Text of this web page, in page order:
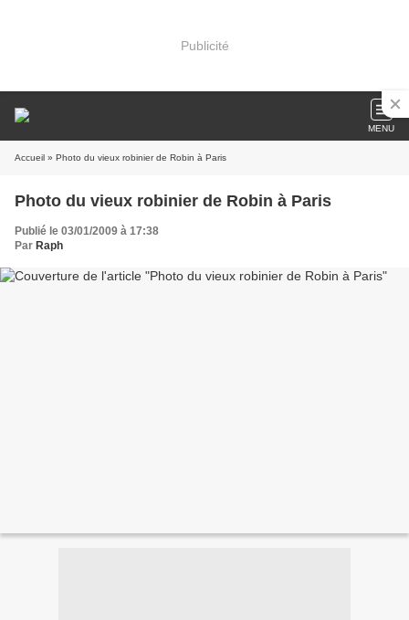
Publicité
MENU
Accueil » Photo du vieux robinier de Robin à Paris
Photo du vieux robinier de Robin à Paris
Publié le 03/01/2009 à 17:38
Par Raph